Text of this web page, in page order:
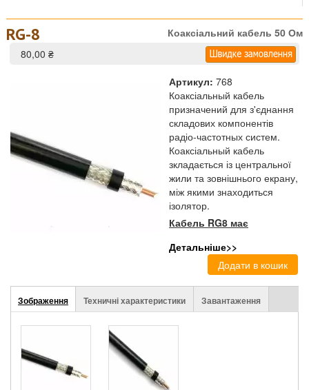
RG-8
Коаксіальний кабель 50 Ом
80,00 ₴
Артикул: 768
Коаксіальный кабель
призначений для з'єднання
складових компонентів
радіо-частотных систем.
Коаксіальный кабель
зкладається із центральної
жили та зовнішнього екрану,
між якими знаходиться
ізолятор.
Кабель RG8 має
конструкцію:
Центральний провідник -
алюміній покритий міддю
(CCA)
Діелектрик - вспінений
поліетилен
Зовнішній провідник -
лужених провідників (TC)
Детальніше>>
Stuff
Зображення (активна
вкладка)
Техничні характеристики Завантаження